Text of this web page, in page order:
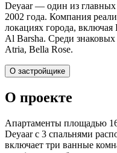
Deyaar — один из главных
2002 года. Компания
локациях города,
Al Barsha. Среди
Atria, Bella Rose.
О застройщике
О проекте
Апартаменты площадью
Deyaar с 3 спальнями
включает три ванные